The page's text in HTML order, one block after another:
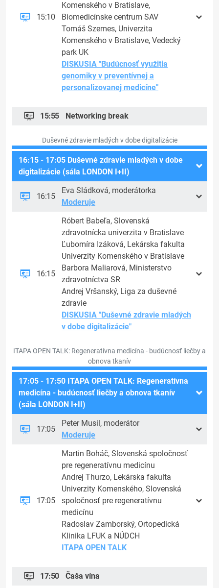
15:10
Komenského v Bratislave,
Biomedicínske centrum SAV
Tomáš Szemes, Univerzita
Komenského v Bratislave, Vedecký
park UK
DISKUSIA "Budúcnosť využitia
genomiky v preventívnej a
personalizovanej medicíne"
15:55 Networking break
Duševné zdravie mladých v dobe digitalizácie
16:15 - 17:05 Duševné zdravie mladých v dobe
digitalizácie (sála LONDON I+II)
16:15
Eva Sládková, moderátorka
Moderuje
16:15
Róbert Babeľa, Slovenská
zdravotnícka univerzita v Bratislave
Ľubomíra Izáková, Lekárska fakulta
Univerzity Komenského v Bratislave
Barbora Maliarová, Ministerstvo
zdravotníctva SR
Andrej Vršanský, Liga za duševné
zdravie
DISKUSIA "Duševné zdravie mladých
v dobe digitalizácie"
ITAPA OPEN TALK: Regeneratívna medicína - budúcnosť liečby a
obnova tkanív
17:05 - 17:50 ITAPA OPEN TALK: Regeneratívna
medicína - budúcnosť liečby a obnova tkanív
(sála LONDON I+II)
17:05
Peter Musil, moderátor
Moderuje
17:05
Martin Boháč, Slovenská spoločnosť
pre regeneratívnu medicínu
Andrej Thurzo, Lekárska fakulta
Univerzity Komenského, Slovenská
spoločnosť pre regeneratívnu
medicínu
Radoslav Zamborský, Ortopedická
Klinika LFUK a NÚDCH
ITAPA OPEN TALK
17:50 Čaša vína